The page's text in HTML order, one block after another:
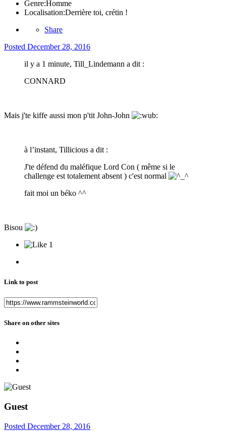
Genre:Homme
Localisation:Derrière toi, crétin !
Share
Posted December 28, 2016
il y a 1 minute, Till_Lindemann a dit :
CONNARD
Mais j'te kiffe aussi mon p'tit John-John
à l’instant, Tillicious a dit :
J'te défend du maléfique Lord Con ( même si le
challenge est totalement absent ) c'est normal
fait moi un béko ^^
Bisou
1
Link to post
Share on other sites
Guest
Posted December 28, 2016